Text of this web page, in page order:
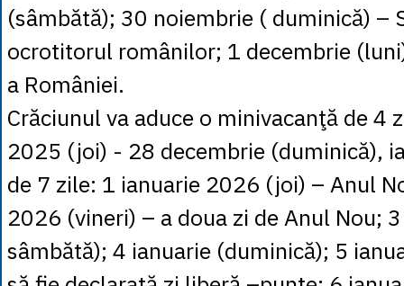
(sâmbătă); 30 noiembrie ( duminică) –
ocrotitorul românilor; 1 decembrie
a României.
Crăciunul va aduce o minivacanţă de 4
2025 (joi) - 28 decembrie (duminică),
de 7 zile: 1 ianuarie 2026 (joi) – Anul
2026 (vineri) – a doua zi de Anul Nou;
sâmbătă); 4 ianuarie (duminică); 5